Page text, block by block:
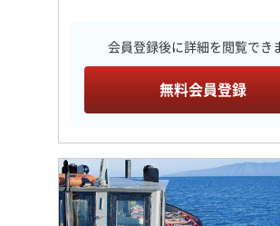
会員登録後に詳細を閲覧でき
無料会員登録